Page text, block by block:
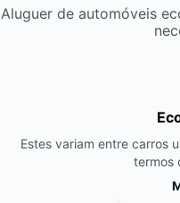
Aluguer de automóveis
Estes variam entre carros
termos